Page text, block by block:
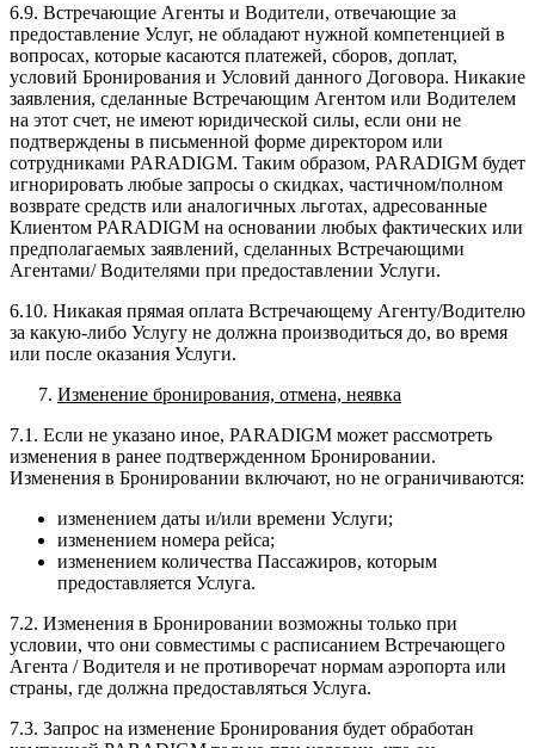
6.9. Встречающие Агенты и Водители, отвечающие за
предоставление Услуг, не обладают нужной компетенцией в
вопросах, которые касаются платежей, сборов, доплат,
условий Бронирования и Условий данного Договора. Никакие
заявления, сделанные Встречающим Агентом или Водителем
на этот счет, не имеют юридической силы, если они не
подтверждены в письменной форме директором или
сотрудниками PARADIGM. Таким образом, PARADIGM будет
игнорировать любые запросы о скидках, частичном/полном
возврате средств или аналогичных льготах, адресованные
Клиентом PARADIGM на основании любых фактических или
предполагаемых заявлений, сделанных Встречающими
Агентами/ Водителями при предоставлении Услуги.
6.10. Никакая прямая оплата Встречающему Агенту/Водителю
за какую-либо Услугу не должна производиться до, во время
или после оказания Услуги.
Изменение бронирования, отмена, неявка
7.1. Если не указано иное, PARADIGM может рассмотреть
изменения в ранее подтвержденном Бронировании.
Изменения в Бронировании включают, но не ограничиваются:
изменением даты и/или времени Услуги;
изменением номера рейса;
изменением количества Пассажиров, которым
предоставляется Услуга.
7.2. Изменения в Бронировании возможны только при
условии, что они совместимы с расписанием Встречающего
Агента / Водителя и не противоречат нормам аэропорта или
страны, где должна предоставляться Услуга.
7.3. Запрос на изменение Бронирования будет обработан